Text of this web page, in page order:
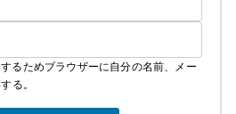
料金につきましては
ております
るためブラウザーに自分の名前、メー
る。